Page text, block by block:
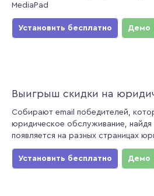
MediaPad
Установить бесплатно Демо
Выигрыш скидки на
Собирают email победителей,
юридическое обслуживание, найдя
появляется на разных страницах
Установить бесплатно Демо